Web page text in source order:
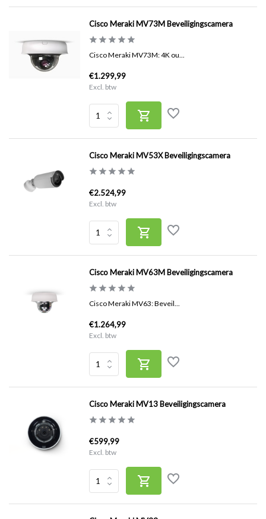
Cisco Meraki MV73M Beveiligingscamera
Cisco Meraki MV73M: 4K ou...
€1.299,99
Excl. btw
Cisco Meraki MV53X Beveiligingscamera
€2.524,99
Excl. btw
Cisco Meraki MV63M Beveiligingscamera
Cisco Meraki MV63: Beveil...
€1.264,99
Excl. btw
Cisco Meraki MV13 Beveiligingscamera
€599,99
Excl. btw